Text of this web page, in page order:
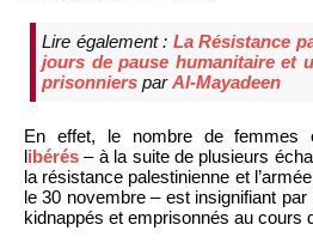
Lire également : La Résistance
jours de pause humanitaire et
prisonniers parAl-Mayadeen
En effet, le nombre de femmes
libérés – à la suite de plusieurs
la résistance palestinienne et
le 30 novembre – est insignifiant
kidnappés et emprisonnés au cours